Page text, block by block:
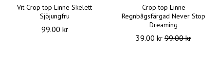
Vit Crop top Linne Skelett
Sjöjungfru
99.00 kr
Crop top Linne
Regnbågsfärgad Never Stop
Dreaming
39.00 kr 99.00 kr